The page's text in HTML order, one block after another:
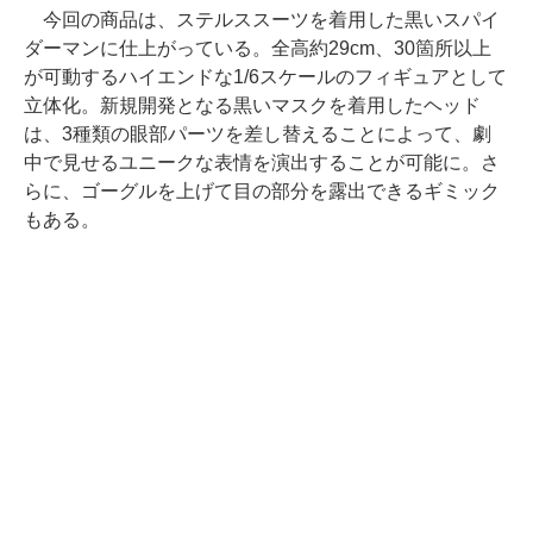
今回の商品は、ステルススーツを着用した黒いスパイ
ダーマンに仕上がっている。全高約29cm、30箇所以上
が可動するハイエンドな1/6スケールのフィギュアとして
立体化。新規開発となる黒いマスクを着用したヘッド
は、3種類の眼部パーツを差し替えることによって、劇
中で見せるユニークな表情を演出することが可能に。さ
らに、ゴーグルを上げて目の部分を露出できるギミック
もある。